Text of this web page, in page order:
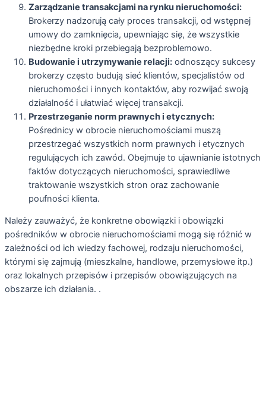
Zarządzanie transakcjami na rynku nieruchomości:
Brokerzy nadzorują cały proces transakcji, od wstępnej
umowy do zamknięcia, upewniając się, że wszystkie
niezbędne kroki przebiegają bezproblemowo.
Budowanie i utrzymywanie relacji: odnoszący sukcesy
brokerzy często budują sieć klientów, specjalistów od
nieruchomości i innych kontaktów, aby rozwijać swoją
działalność i ułatwiać więcej transakcji.
Przestrzeganie norm prawnych i etycznych:
Pośrednicy w obrocie nieruchomościami muszą
przestrzegać wszystkich norm prawnych i etycznych
regulujących ich zawód. Obejmuje to ujawnianie istotnych
faktów dotyczących nieruchomości, sprawiedliwe
traktowanie wszystkich stron oraz zachowanie
poufności klienta.
Należy zauważyć, że konkretne obowiązki i obowiązki
pośredników w obrocie nieruchomościami mogą się różnić w
zależności od ich wiedzy fachowej, rodzaju nieruchomości,
którymi się zajmują (mieszkalne, handlowe, przemysłowe itp.)
oraz lokalnych przepisów i przepisów obowiązujących na
obszarze ich działania. .